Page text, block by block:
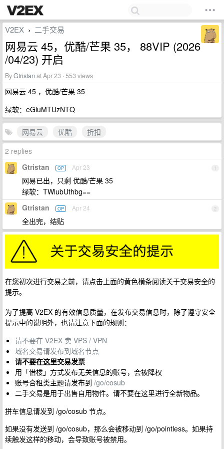
V2EX › 二手交易
网易云 45，优酷/芒果 35， 88VIP (2026
/04/23) 开启
ByGtristan at Apr 23 · 553 views
网易云 45 ，优酷/芒果 35
绿软：eGluMTUzNTQ=
网易云 优酷
折扣
2 replies
1
Gtristan OP Apr 23
网易已出，只剩 优酷/芒果 35
绿软：TWlubUthbg==
2
Gtristan OP Apr 24
全出完，结贴
在您初次进行交易之前，请点击上面的黄色横条阅读关于交易安全的
提示。
为了提高 V2EX 的有效信息质量，在发布交易信息时，除了遵守安全
提示中的说明外，也请注意下面的规则：
请不要在 V2EX 卖 VPS / VPN
域名交易请发布到域名节点
请不要在这里交易发票
用「借楼」方式发布无关信息的账号，会被降权
账号合租类主题请发布到 /go/cosub
二手交易是用于出售自用物件。请不要在这里进行全新物品。
拼车信息请发到 /go/cosub 节点。
如果没有发送到 /go/cosub，那么会被移动到 /go/pointless。如果持
续触发这样的移动，会导致账号被禁用。